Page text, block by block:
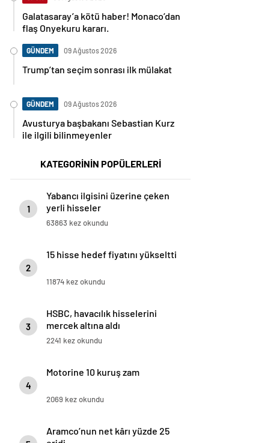
Galatasaray’a kötü haber! Monaco’dan
flaş Onyekuru kararı.
GÜNDEM 09 Ağustos 2026
Trump’tan seçim sonrası ilk mülakat
GÜNDEM 09 Ağustos 2026
Avusturya başbakanı Sebastian Kurz
ile ilgili bilinmeyenler
KATEGORİNİN POPÜLERLERİ
1
Yabancı ilgisini üzerine çeken
yerli hisseler
63863 kez okundu
2
15 hisse hedef fiyatını yükseltti
11874 kez okundu
3
HSBC, havacılık hisselerini
mercek altına aldı
2241 kez okundu
4
Motorine 10 kuruş zam
2069 kez okundu
Aramco’nun net kârı yüzde 25